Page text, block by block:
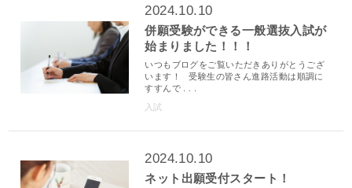
2024.10.10
併願受験ができる一般選抜入試が
始まりました！！！
いつもブログをご覧いただきありがとうござ
います！ 受験生の皆さん進路活動は順調に
すすんで . . .
入試
2024.10.10
ネット出願受付スタート！